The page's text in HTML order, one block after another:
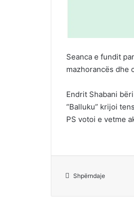
Seanca e fundit
mazhorancës dhe
Endrit Shabani
“Balluku” krijoi
PS votoi e vetme
Shpërndaje